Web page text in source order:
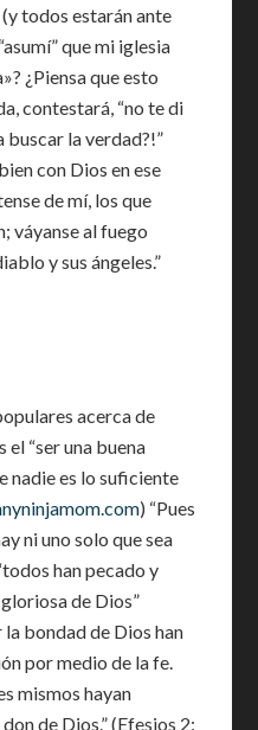
todos estarán ante
que mi iglesia
¿Piensa que esto
contestará, “no te di
buscar la verdad?!”
con Dios en ese
de mí, los que
váyanse al fuego
y sus ángeles.”
acerca de
el “ser una buena
nadie es lo suficiente
) “Pues
ni uno solo que sea
han pecado y
de Dios”
la bondad de Dios han
por medio de la fe.
mismos hayan
de Dios.” (Efesios 2: